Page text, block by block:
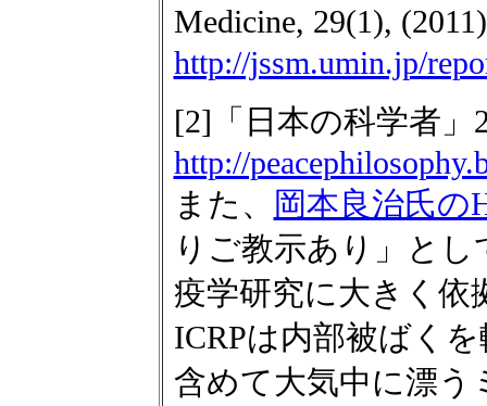
Medicine, 29(1),
http://jssm.umin.jp/
[2]「日本の科学者」
http://
また、
岡本良治氏の
りご教示あり」と
疫学研究に大きく依
ICRPは内部被ばく
含めて大気中に漂う